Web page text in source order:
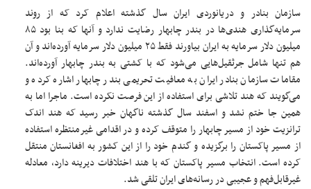
سازمان بنادر و دریانوردی ایران سال گذشته اعلام کرد که از روند
سرمایه‌گذاری هندی‌ها در بندر چابهار رضایت ندارد و آنها که بنا بود ۸۵
میلیون دلار سرمایه به ایران بیاورند فقط ۲۵ میلیون دلار سرمایه آورده‌اند و آن
هم تنها شامل جرثقیل‌هایی می‌شود که با کشتی به بندر چابهار آورده‌اند.
مقامات سازمان بنادر ایران به معافیت تحریمی بندر چابهار اشاره کرده و
می‌گویند که هند تلاشی برای استفاده از این فرصت نکرده است. ماجرا اما به
همین جا ختم نشد و اسفند سال گذشته ناگهان خبر رسید که هند اندک
ترانزیت خود از مسیر چابهار را متوقف کرده و در اقدامی غیرمنتظره استفاده
از مسیر پاکستان را برگزیده و گندم خود را از این کشور به افغانستان منتقل
کرده است. انتخاب مسیر پاکستان که با هند اختلافات دیرینه دارد، معادله
غیرقابل‌فهم و عجیبی در رسانه‌های ایران تلقی شد.